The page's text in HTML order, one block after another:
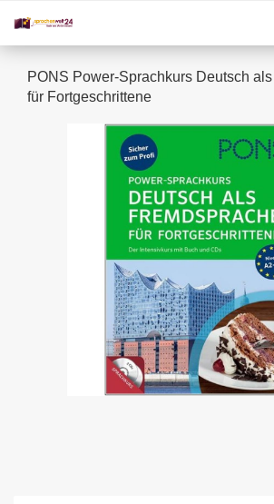
PONS Power-Sprachkurs Deutsch
für Fortgeschrittene